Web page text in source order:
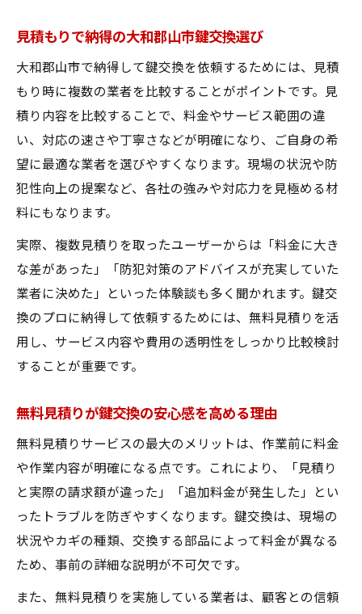
大和郡山市の鍵交換は即日対応が可能なの
か
突然の鍵交換も無料見積りで落ち着いて依
頼
大和郡山市の鍵交換は緊急時も安心して相
談
め方
信頼できる大和郡山市鍵交換業者の特徴と
は
ント
安心して依頼できる鍵交換業者の基準を解
説
見積もりで納得の大和郡山市鍵交換選び
大和郡山市で納得して鍵交換を依頼するためには、見積
もり時に複数の業者を比較することがポイントです。見
積り内容を比較することで、料金やサービス範囲の違
い、対応の速さや丁寧さなどが明確になり、ご自身の希
望に最適な業者を選びやすくなります。現場の状況や防
犯性向上の提案など、各社の強みや対応力を見極める材
料にもなります。
実際、複数見積りを取ったユーザーからは「料金に大き
な差があった」「防犯対策のアドバイスが充実していた
業者に決めた」といった体験談も多く聞かれます。鍵交
換のプロに納得して依頼するためには、無料見積りを活
用し、サービス内容や費用の透明性をしっかり比較検討
することが重要です。
無料見積りが鍵交換の安心感を高める理由
無料見積りサービスの最大のメリットは、作業前に料金
や作業内容が明確になる点です。これにより、「見積り
と実際の請求額が違った」「追加料金が発生した」とい
ったトラブルを防ぎやすくなります。鍵交換は、現場の
状況やカギの種類、交換する部品によって料金が異なる
ため、事前の詳細な説明が不可欠です。
また、無料見積りを実施している業者は、顧客との信頼